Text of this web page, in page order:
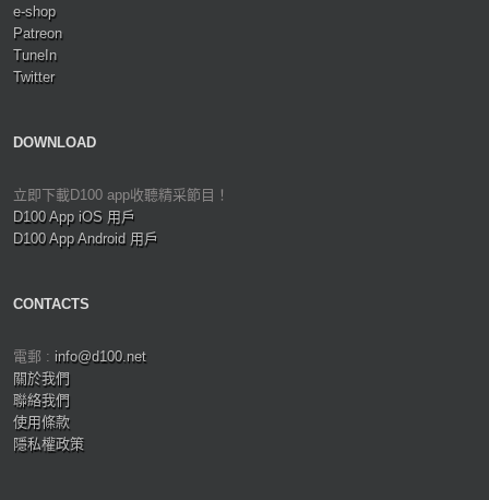
e-shop
Patreon
TuneIn
Twitter
DOWNLOAD
立即下載D100 app收聽精采節目！
D100 App iOS 用戶
D100 App Android 用戶
CONTACTS
電郵 : info@d100.net
關於我們
聯絡我們
使用條款
隱私權政策